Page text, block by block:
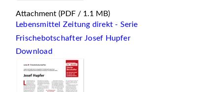
Attachment (PDF / 1.1 MB)
Lebensmittel Zeitung direkt - Serie
Frischebotschafter Josef Hupfer
Download